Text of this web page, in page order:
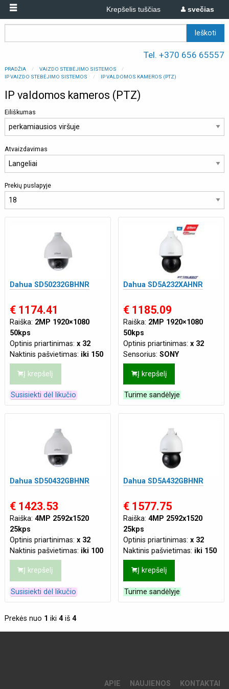
svečias
Krepšelis tuščias
Tel. +370 656 65557
PRADŽIA
VAIZDO STEBĖJIMO SISTEMOS
IP VAIZDO STEBĖJIMO SISTEMOS
IP VALDOMOS KAMEROS (PTZ)
IP valdomos kameros (PTZ)
Eiliškumas
Atvaizdavimas
Prekių puslapyje
Dahua SD50232GBHNR
€ 1174.41
Raiška: 2MP 1920×1080
50kps
Optinis priartinimas: x 32
Naktinis pašvietimas: iki 150
m
Maitinimas:AC 24V
(802.3at)
Į krepšelį
Susisiekti dėl likučio
Dahua SD5A232XAHNR
€ 1185.09
Raiška: 2MP 1920×1080
50kps
Optinis priartinimas:x 32
Sensorius:SONY
Naktinis pašvietimas:
Procesorius:Ambarella
DSP
Atsparumas:Tinka lauko
Tinklo jungtis:LAN
Maitinimas:AC 24V/3A
PoE+ (802.3at)
Į krepšelį
Turime sandėlyje
Dahua SD50432GBHNR
€ 1423.53
Raiška: 4MP 2592x1520
25kps
Optinis priartinimas: x 32
Naktinis pašvietimas: iki 100
m
Maitinimas:AC 24V/2.2A
(±10%),PoE+ (802.3at)
Į krepšelį
Susisiekti dėl likučio
Dahua SD5A432GBHNR
€ 1577.75
Raiška:4MP 2592x1520
25kps
Optinis priartinimas:x 32
Naktinis pašvietimas: iki 150
m
Tinklo jungtis:
Maitinimas:PoE(802.3af 48
VDC)
Į krepšelį
Turime sandėlyje
Prekės nuo 1 iki 4iš 4
APIE NAUJIENOS KONTAKTAI